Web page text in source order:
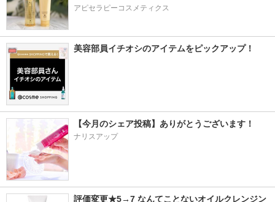
アピセラピーコスメティクス
美容部員イチオシのアイテムをピックアップ！
【今月のシェア投稿】ありがとうございます！
ナリスアップ
評価変更★5→7 なんてことないオイルクレンジン